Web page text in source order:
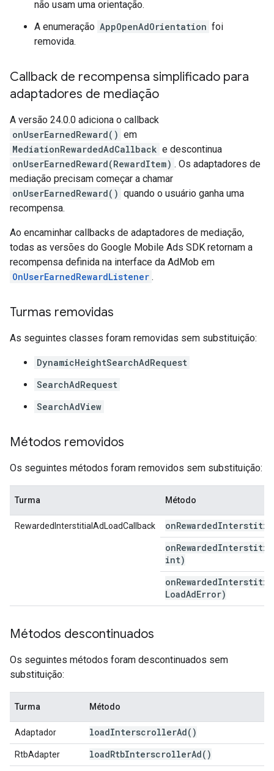
não usam uma orientação.
A enumeração AppOpenAdOrientation foi
removida.
Callback de recompensa simplificado para
adaptadores de mediação
A versão 24.0.0 adiciona o callback
onUserEarnedReward() em
MediationRewardedAdCallback e descontinua
onUserEarnedReward(RewardItem) . Os adaptadores de
mediação precisam começar a chamar
onUserEarnedReward() quando o usuário ganha uma
recompensa.
Ao encaminhar callbacks de adaptadores de mediação,
todas as versões do Google Mobile Ads SDK retornam a
recompensa definida na interface da AdMob em
OnUserEarnedRewardListener .
Turmas removidas
As seguintes classes foram removidas sem substituição:
DynamicHeightSearchAdRequest
SearchAdRequest
SearchAdView
Métodos removidos
Os seguintes métodos foram removidos sem substituição:
Turma Método
RewardedInterstitialAdLoadCallback onRewarded
int)
LoadAdError)
Métodos descontinuados
Os seguintes métodos foram descontinuados sem
substituição:
Turma Método
Adaptador loadInterscrollerAd( )
RtbAdapter loadRtbInterscrollerAd( )